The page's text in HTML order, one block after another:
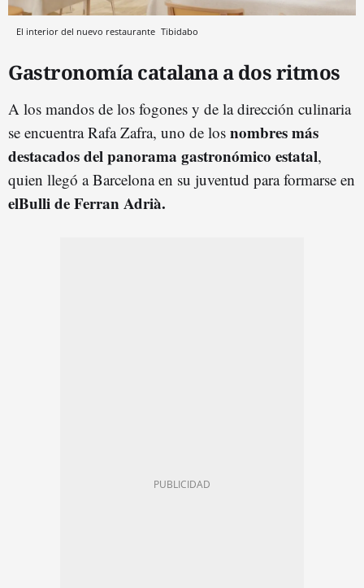
El interior del nuevo restaurante Tibidabo
Gastronomía catalana a dos ritmos
A los mandos de los fogones y de la dirección culinaria
se encuentra Rafa Zafra, uno de los nombres más
destacados del panorama gastronómico estatal,
quien llegó a Barcelona en su juventud para formarse en
elBulli de Ferran Adrià.